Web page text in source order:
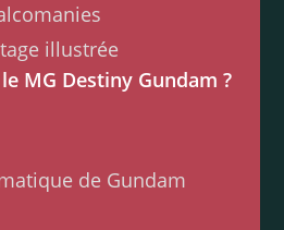
illustrée
MG Destiny Gundam ?
de Gundam